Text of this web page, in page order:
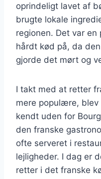
oprindeligt lavet af
brugte lokale
regionen. Det var
hårdt kød på, da
gjorde det mørt og
I takt med at retter
mere populære, blev
kendt uden for
den franske
ofte serveret i
lejligheder. I dag er
retter i det franske